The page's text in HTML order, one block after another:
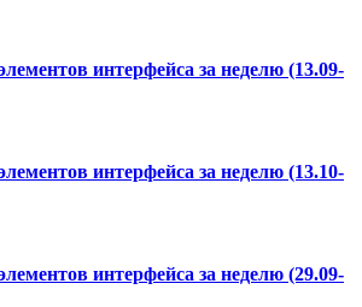
интерфейса за неделю (13.09-
интерфейса за неделю (13.10-
интерфейса за неделю (29.09-